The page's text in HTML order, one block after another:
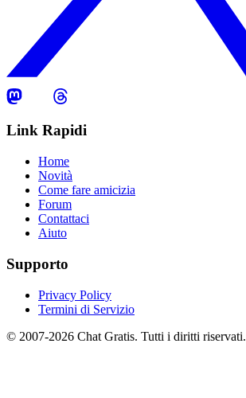
Link Rapidi
Home
Novità
Come fare amicizia
Forum
Contattaci
Aiuto
Supporto
Privacy Policy
Termini di Servizio
© 2007-2026 Chat Gratis. Tutti i diritti riservati.